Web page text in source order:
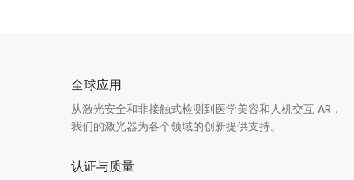
全球应用
从激光安全和非接触式检测到医学美容和人机交互 AR，
我们的激光器为各个领域的创新提供支持。
认证与质量